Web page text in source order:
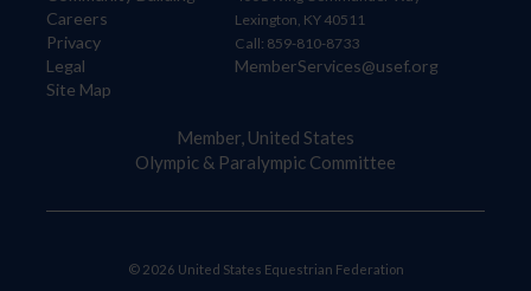
Careers
Privacy
Legal
Site Map
Lexington, KY 40511
Call: 859-810-8733
MemberServices@usef.org
Member, United States
Olympic & Paralympic Committee
© 2026 United States Equestrian Federation